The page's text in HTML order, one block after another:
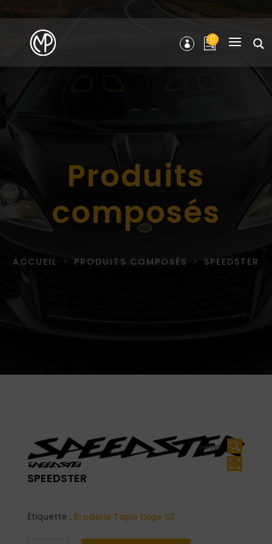
0
Produits
composés
ACCUEIL PRODUITS COMPOSÉS SPEEDSTER
HOVER
SPEEDSTER
Étiquette : Broderie Tapis Exige S3